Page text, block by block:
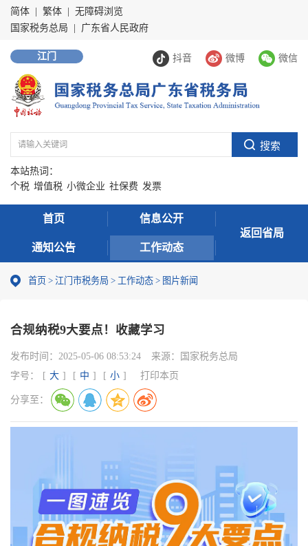
简体 繁体
无障碍浏览
国家税务总局
广东省人民政府
抖音 微博 微信
江门
本站热词：
个税 增值税 小微企业 社保费 发票
首页 信息公开
通知公告 工作动态
返回省局
首页 > 江门市税务局 > 工作动态 > 图片新闻
合规纳税9大要点！收藏学习
发布时间： 2025-05-06 08:53:24 来源：
国家税务总局
字号：
[ 大 ] [ 中 ] [ 小 ] 打印本页
分享至：